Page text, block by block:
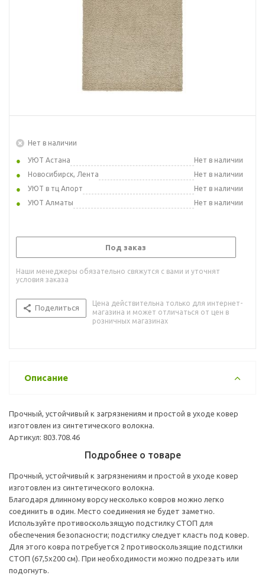
Нет в наличии
УЮТ Астана
Нет в наличии
Новосибирск, Лента
Нет в наличии
УЮТ в тц Апорт
Нет в наличии
УЮТ Алматы
Нет в наличии
Под заказ
Наши менеджеры обязательно свяжутся с вами и уточнят
условия заказа
Поделиться
Цена действительна только для интернет-
магазина и может отличаться от цен в
розничных магазинах
Описание
Прочный, устойчивый к загрязнениям и простой в уходе ковер
изготовлен из синтетического волокна.
Артикул: 803.708.46
Подробнее о товаре
Прочный, устойчивый к загрязнениям и простой в уходе ковер
изготовлен из синтетического волокна.
Благодаря длинному ворсу несколько ковров можно легко
соединить в один. Место соединения не будет заметно.
Используйте противоскользящую подстилку СТОП для
обеспечения безопасности; подстилку следует класть под ковер.
Для этого ковра потребуется 2 противоскользящие подстилки
СТОП (67,5x200 см). При необходимости можно подрезать или
подогнуть.